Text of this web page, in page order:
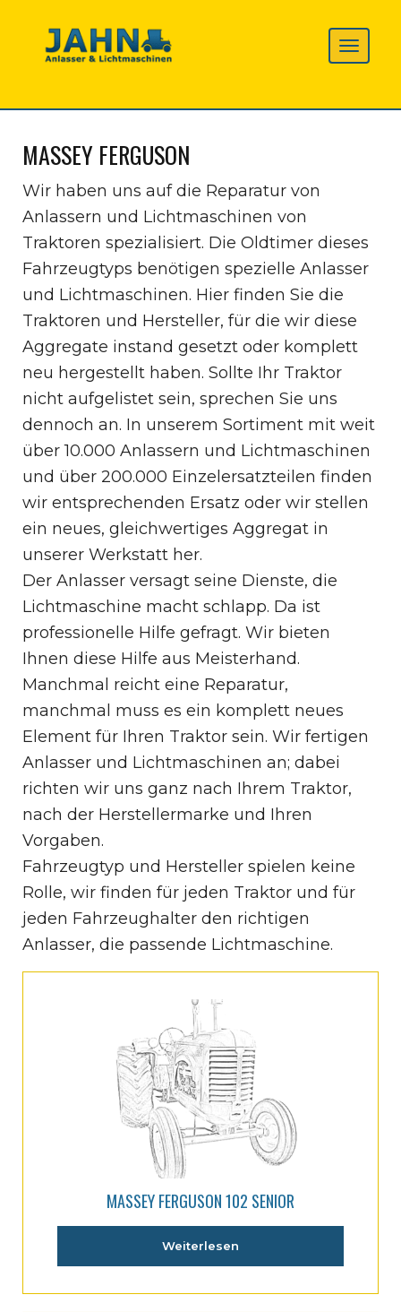
MASSEY FERGUSON
Wir haben uns auf die Reparatur von
Anlassern und Lichtmaschinen von
Traktoren spezialisiert. Die Oldtimer dieses
Fahrzeugtyps benötigen spezielle Anlasser
und Lichtmaschinen. Hier finden Sie die
Traktoren und Hersteller, für die wir diese
Aggregate instand gesetzt oder komplett
neu hergestellt haben. Sollte Ihr Traktor
nicht aufgelistet sein, sprechen Sie uns
dennoch an. In unserem Sortiment mit weit
über 10.000 Anlassern und Lichtmaschinen
und über 200.000 Einzelersatzteilen finden
wir entsprechenden Ersatz oder wir stellen
ein neues, gleichwertiges Aggregat in
unserer Werkstatt her.
Der Anlasser versagt seine Dienste, die
Lichtmaschine macht schlapp. Da ist
professionelle Hilfe gefragt. Wir bieten
Ihnen diese Hilfe aus Meisterhand.
Manchmal reicht eine Reparatur,
manchmal muss es ein komplett neues
Element für Ihren Traktor sein. Wir fertigen
Anlasser und Lichtmaschinen an; dabei
richten wir uns ganz nach Ihrem Traktor,
nach der Herstellermarke und Ihren
Vorgaben.
Fahrzeugtyp und Hersteller spielen keine
Rolle, wir finden für jeden Traktor und für
jeden Fahrzeughalter den richtigen
Anlasser, die passende Lichtmaschine.
MASSEY FERGUSON 102 SENIOR
Weiterlesen